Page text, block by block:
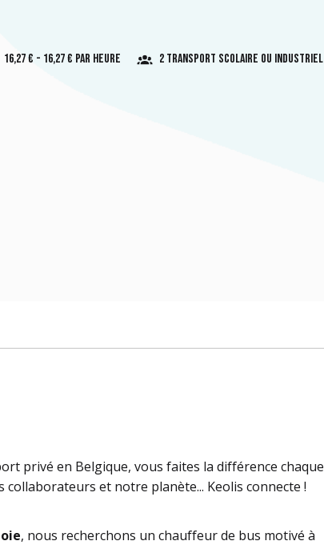
16,27 € - 16,27 € par heure 2 Transport scolaire ou industriel
privé en Belgique, vous faites la différence chaque
et notre planète... Keolis connecte !
, nous recherchons un chauffeur de bus motivé à